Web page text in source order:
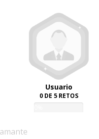
Usuario
0 DE 5 RETOS